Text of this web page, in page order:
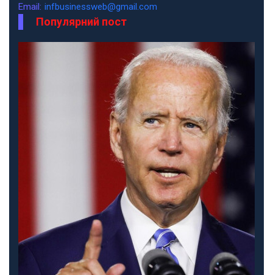
Email: infbusinessweb@gmail.com
Популярний пост